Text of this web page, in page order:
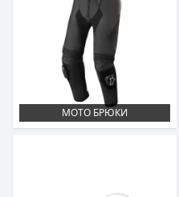
МОТО БРЮКИ